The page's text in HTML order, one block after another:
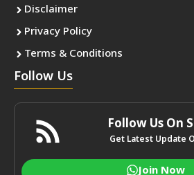
Disclaimer
Privacy Policy
Terms & Conditions
Follow Us
Follow Us On
Get Latest Update
Join Now